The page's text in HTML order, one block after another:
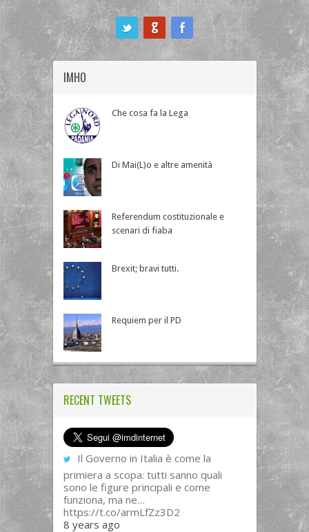
IMHO
Che cosa fa la Lega
Di Mai(L)o e altre amenità
Referendum costituzionale e
scenari di fiaba
Brexit; bravi tutti.
Requiem per il PD
RECENT TWEETS
Il Governo in Italia è come la
primiera a scopa: tutti sanno quali
sono le figure principali e come
funziona, ma ne…
https://t.co/armLfZz3D2
8 years ago